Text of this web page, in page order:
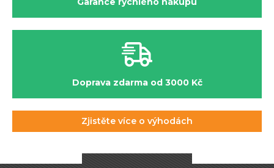
Doprava zdarma od 3000 Kč
Zjistěte více o výhodách